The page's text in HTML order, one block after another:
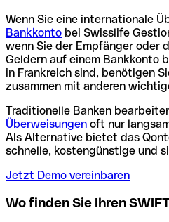
Wenn Sie eine internationale
Bankkonto bei Swisslife
wenn Sie der Empfänger oder
Geldern auf einem Bankkonto
in Frankreich sind, benötigen
zusammen mit anderen
Traditionelle Banken
Überweisungen oft nur
Als Alternative bietet das
schnelle, kostengünstige und
Jetzt Demo vereinbaren
Wo finden Sie Ihren